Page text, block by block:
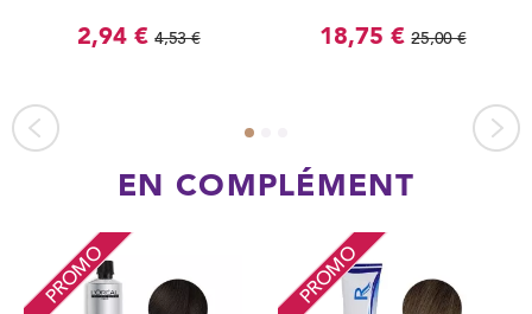
2,94 € 4,53 € 18,75 € 25,00 €
EN COMPLÉMENT
PROMO PROMO